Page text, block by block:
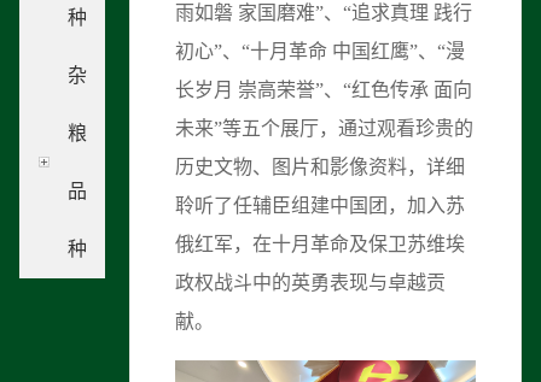
种
杂
粮
品
种
雨如磐 家国磨难”、“追求真理 践行
初心”、“十月革命 中国红鹰”、“漫
长岁月 崇高荣誉”、“红色传承 面向
未来”等五个展厅，通过观看珍贵的
历史文物、图片和影像资料，详细
聆听了任辅臣组建中国团，加入苏
俄红军，在十月革命及保卫苏维埃
政权战斗中的英勇表现与卓越贡
献。